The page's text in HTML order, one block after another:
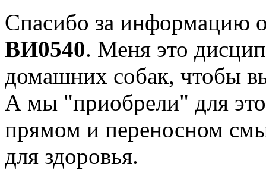
Спасибо за информацию
ВИ0540. Меня это
домашних собак, чтобы
А мы "приобрели" для
прямом и переносном
для здоровья.